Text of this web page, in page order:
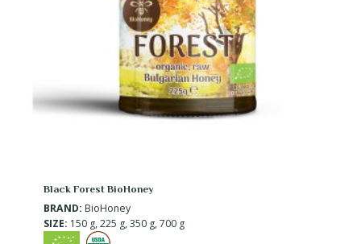
Black Forest BioHoney
BRAND: BioHoney
SIZE: 150 g, 225 g, 350 g, 700 g